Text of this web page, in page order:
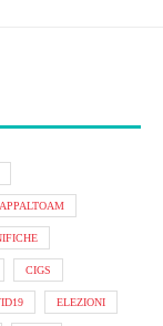
APPALTOAM
CIGS
ELEZIONI